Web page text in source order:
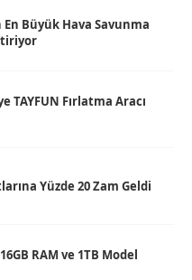
En Büyük Hava Savunma
TAYFUN Fırlatma Aracı
Yüzde 20 Zam Geldi
RAM ve 1TB Model